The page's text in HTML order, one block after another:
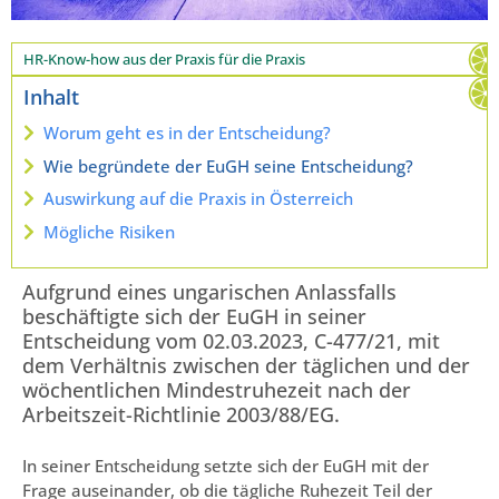
HR-Know-how aus der Praxis für die Praxis
Inhalt
Worum geht es in der Entscheidung?
Wie begründete der EuGH seine Entscheidung?
Auswirkung auf die Praxis in Österreich
Mögliche Risiken
Aufgrund eines ungarischen Anlassfalls
beschäftigte sich der EuGH in seiner
Entscheidung vom 02.03.2023, C-477/21, mit
dem Verhältnis zwischen der täglichen und der
wöchentlichen Mindestruhezeit nach der
Arbeitszeit-Richtlinie 2003/88/EG.
In seiner Entscheidung setzte sich der EuGH mit der
Frage auseinander, ob die tägliche Ruhezeit Teil der